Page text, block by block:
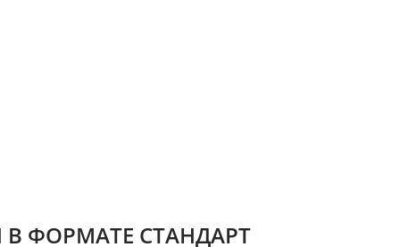
ФОРМАТЕ СТАНДАРТ